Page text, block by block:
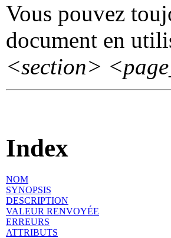
Vous pouvez
document en
<section>
Index
NOM
SYNOPSIS
DESCRIPTION
VALEUR RENVOYÉE
ERREURS
ATTRIBUTS